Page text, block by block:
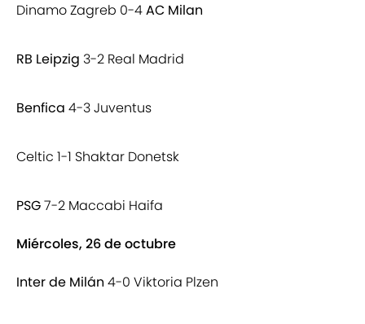
Dinamo Zagreb 0-4AC Milan
RB Leipzig 3-2 Real Madrid
Benfica 4-3 Juventus
Celtic 1-1 Shaktar Donetsk
PSG7-2 Maccabi Haifa
Miércoles, 26 de octubre
Inter de Milán 4-0 Viktoria Plzen